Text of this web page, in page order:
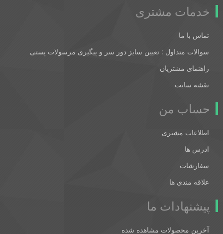
خدمات مشتری
تماس با ما
سوالات متداول : تعیین سایز دور سر و پیگیری مرسولات پستی
راهنمای مشتریان
نقشه سایت
حساب من
اطلاعات مشتری
ادرس ها
سفارشات
علاقه مندی ها
پیشنهادات ما
آخرین محصولات مشاهده شده